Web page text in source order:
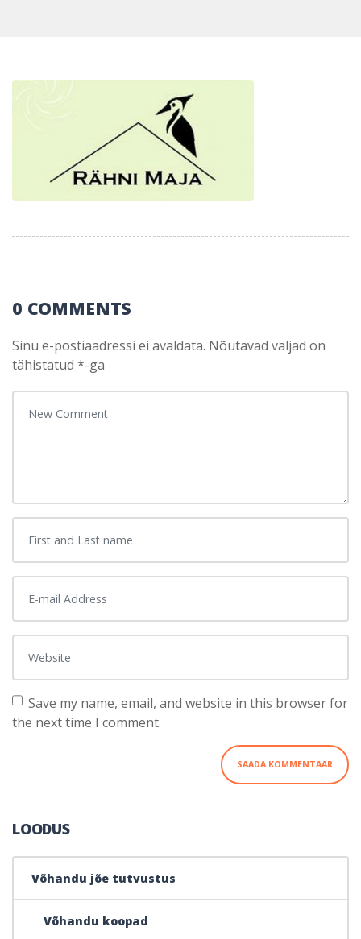
0 COMMENTS
Sinu e-postiaadressi ei avaldata. Nõutavad väljad on
tähistatud *-ga
Save my name, email, and website in this browser for
the next time I comment.
LOODUS
Võhandu jõe tutvustus
Võhandu koopad